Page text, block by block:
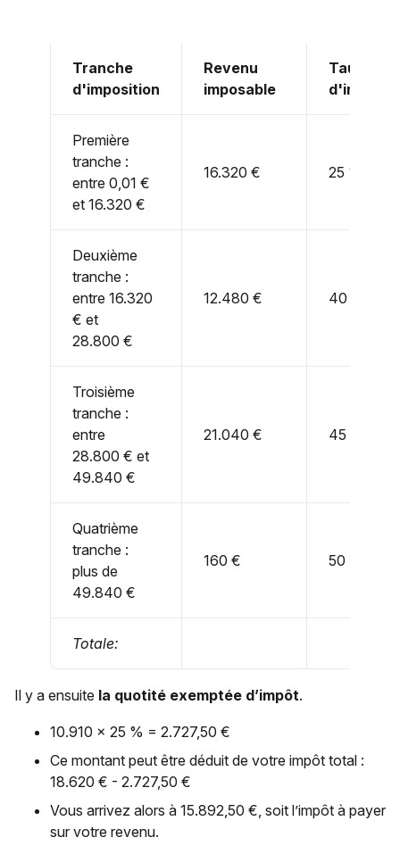
Tranche
d'imposition
Revenu
imposable
Taux
Première
tranche :
entre 0,01 €
et 16.320 €
16.320 € 25 %
Deuxième
tranche :
entre 16.320
€ et
28.800 €
12.480 € 40 %
Troisième
tranche :
entre
28.800 € et
49.840 €
21.040 € 45 %
Quatrième
tranche :
plus de
49.840 €
160 € 50 %
Totale:
Il y a ensuite la quotité exemptée d’impôt.
10.910 × 25 % = 2.727,50 €
Ce montant peut être déduit de votre impôt total :
18.620 € - 2.727,50 €
Vous arrivez alors à 15.892,50 €, soit l’impôt à payer
sur votre revenu.